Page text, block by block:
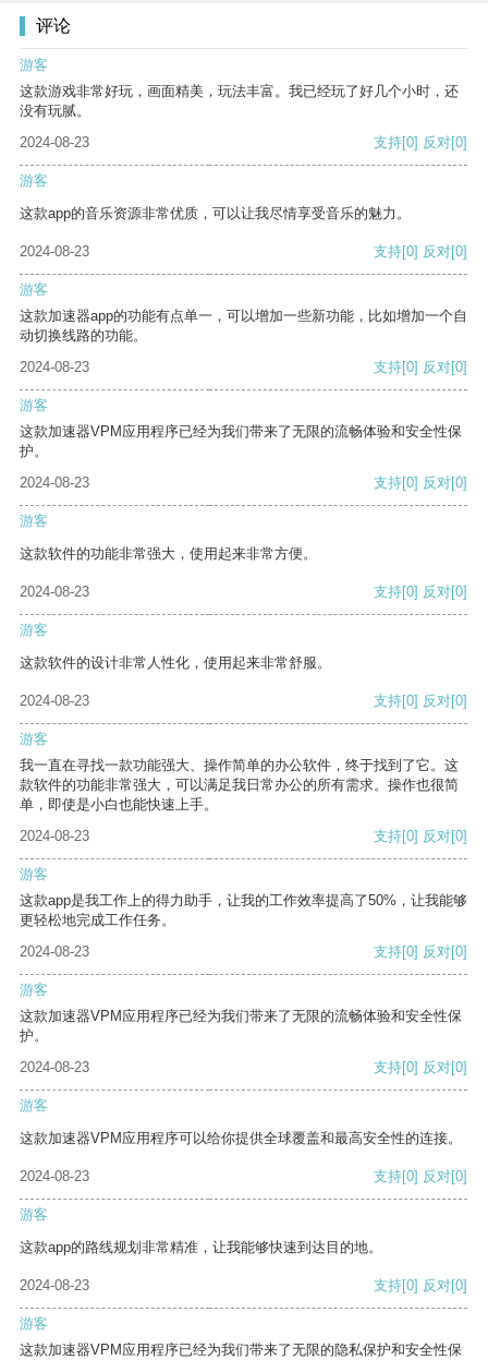
评论
游客
这款游戏非常好玩，画面精美，玩法丰富。我已经玩了好几个小时，还
没有玩腻。
2024-08-23
支持[0] 反对[0]
游客
这款app的音乐资源非常优质，可以让我尽情享受音乐的魅力。
2024-08-23 支持[0] 反对[0]
游客
这款加速器app的功能有点单一，可以增加一些新功能，比如增加一个自
动切换线路的功能。
2024-08-23
支持[0] 反对[0]
游客
这款加速器VPM应用程序已经为我们带来了无限的流畅体验和安全性保
护。
2024-08-23
支持[0] 反对[0]
游客
这款软件的功能非常强大，使用起来非常方便。
2024-08-23 支持[0] 反对[0]
游客
这款软件的设计非常人性化，使用起来非常舒服。
2024-08-23 支持[0] 反对[0]
游客
我一直在寻找一款功能强大、操作简单的办公软件，终于找到了它。这
款软件的功能非常强大，可以满足我日常办公的所有需求。操作也很简
单，即使是小白也能快速上手。
2024-08-23
支持[0] 反对[0]
游客
这款app是我工作上的得力助手，让我的工作效率提高了50%，让我能够
更轻松地完成工作任务。
2024-08-23
支持[0] 反对[0]
游客
这款加速器VPM应用程序已经为我们带来了无限的流畅体验和安全性保
护。
2024-08-23
支持[0] 反对[0]
游客
这款加速器VPM应用程序可以给你提供全球覆盖和最高安全性的连接。
2024-08-23 支持[0] 反对[0]
游客
这款app的路线规划非常精准，让我能够快速到达目的地。
2024-08-23 支持[0] 反对[0]
游客
这款加速器VPM应用程序已经为我们带来了无限的隐私保护和安全性保